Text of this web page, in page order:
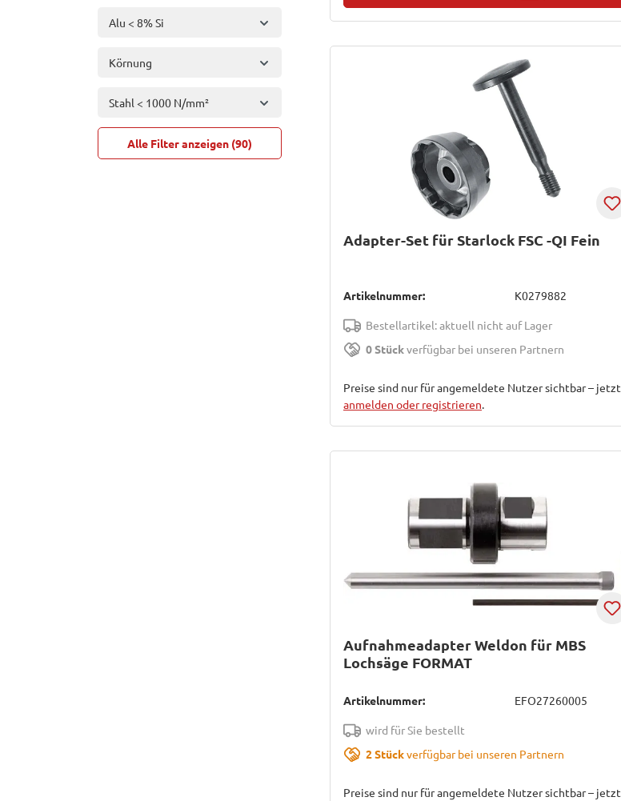
Alu < 8% Si
Körnung
Stahl < 1000 N/mm²
Alle Filter anzeigen (90)
Adapter-Set für Starlock FSC -QI Fein
Artikelnummer: K0279882
Bestellartikel: aktuell nicht auf Lager
0 Stückverfügbar bei unseren Partnern
Preise sind nur für angemeldete Nutzer sichtbar – jetzt
anmelden oder registrieren.
Aufnahmeadapter Weldon für MBS
Lochsäge FORMAT
Artikelnummer: EFO27260005
wird für Sie bestellt
2 Stückverfügbar bei unseren Partnern
Preise sind nur für angemeldete Nutzer sichtbar – jetzt